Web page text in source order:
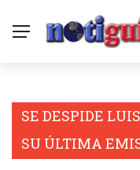
SE DESPIDE
SU ÚLTIMA